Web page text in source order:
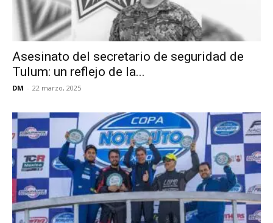
Asesinato del secretario de seguridad de
Tulum: un reflejo de la...
DM - 22 marzo, 2025